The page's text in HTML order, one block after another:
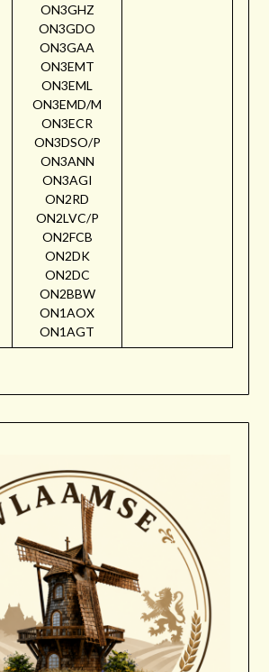
ON3GHZ
ON3GDO
ON3GAA
ON3EMT
ON3EML
ON3EMD/M
ON3ECR
ON3DSO/P
ON3ANN
ON3AGI
ON2RD
ON2LVC/P
ON2FCB
ON2DK
ON2DC
ON2BBW
ON1AOX
ON1AGT